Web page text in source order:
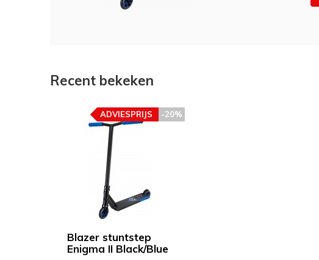
Recent bekeken
Blazer stuntstep
Enigma II Black/Blue
-20%
ADVIESPRIJS